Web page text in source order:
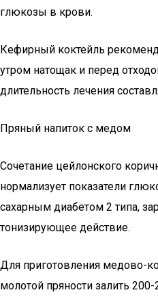
глюкозы в крови.
Кефирный коктейль
утром натощак и перед
длительность лечения
Пряный напиток с медом
Сочетание цейлонского
нормализует показатели
сахарным диабетом 2 типа,
тонизирующее действие.
Для приготовления медово-
молотой пряности залить